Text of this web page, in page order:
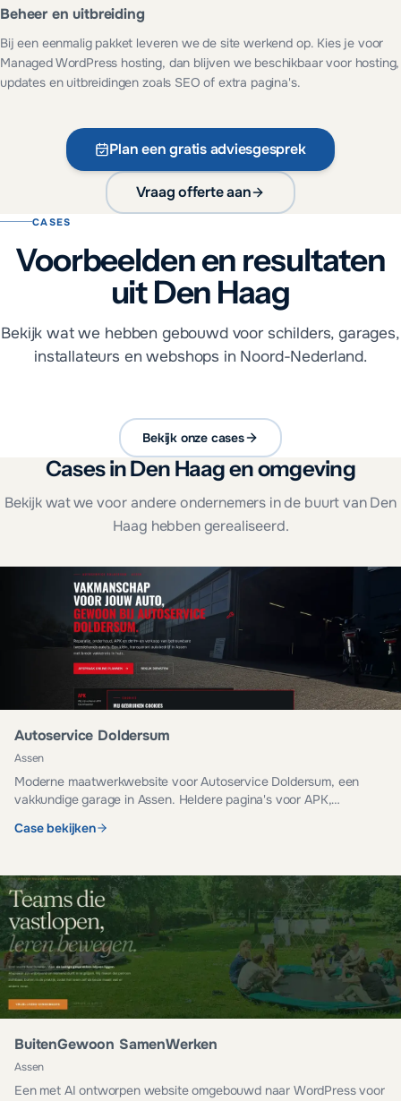
Beheer en uitbreiding
Bij een eenmalig pakket leveren we de site werkend op. Kies je voor
Managed WordPress hosting, dan blijven we beschikbaar voor hosting,
updates en uitbreidingen zoals SEO of extra pagina's.
Plan een gratis adviesgesprek
Vraag offerte aan
CASES
Voorbeelden en resultaten
uit Den Haag
Bekijk wat we hebben gebouwd voor schilders, garages,
installateurs en webshops in Noord-Nederland.
Bekijk onze cases
Cases in Den Haag en omgeving
Bekijk wat we voor andere ondernemers in de buurt van Den
Haag hebben gerealiseerd.
Autoservice Doldersum
Assen
Moderne maatwerkwebsite voor Autoservice Doldersum, een
vakkundige garage in Assen. Heldere pagina's voor APK,
Case bekijken
BuitenGewoon SamenWerken
Assen
Een met AI ontworpen website omgebouwd naar WordPress voor